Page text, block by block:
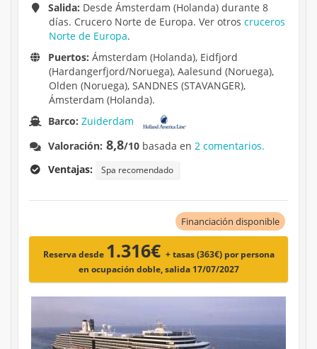
Salida: Desde Ámsterdam (Holanda) durante 8
días. Crucero Norte de Europa. Ver otros cruceros
Norte de Europa.
Puertos: Ámsterdam (Holanda), Eidfjord
(Hardangerfjord/Noruega), Aalesund (Noruega),
Olden (Noruega), SANDNES (STAVANGER),
Ámsterdam (Holanda).
Barco:Zuiderdam
Valoración: 8,8/10 basada en2 comentarios.
Ventajas:
Spa recomendado
Financiación disponible
Reserva desde 1.316€ + tasas (363€) por persona
en ocupación doble, salida 17/07/2027